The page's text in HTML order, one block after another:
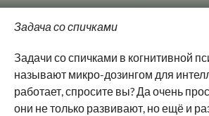
Задача со спичками
Задачи со спичками в когнитивной
называют микро-дозингом для
работает, спросите вы? Да очень
они не только развивают, но ещё и